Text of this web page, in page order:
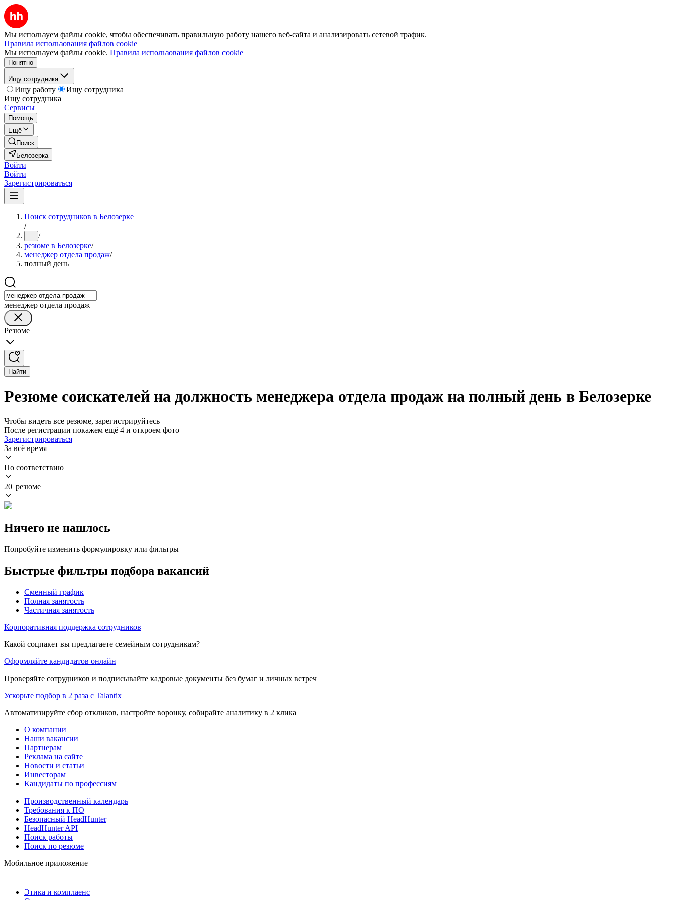
Мы используем файлы cookie, чтобы обеспечивать правильную работу нашего веб-сайта и анализировать сетевой трафик.
Правила использования файлов cookie
Мы используем файлы cookie. Правила использования файлов cookie
Понятно
Ищу сотрудника
Ищу работу
Ищу сотрудника
Ищу сотрудника
Сервисы
Помощь
Ещё
Поиск
Белозерка
Войти
Войти
Зарегистрироваться
Поиск сотрудников в Белозерке
/
... /
резюме в Белозерке/
менеджер отдела продаж/
полный день
менеджер отдела продаж
Резюме
Найти
Резюме соискателей на должность менеджера отдела продаж на полный день в Белозерке
Чтобы видеть все резюме, зарегистрируйтесь
После регистрации покажем ещё 4 и откроем фото
Зарегистрироваться
За всё время
По соответствию
20 резюме
Ничего не нашлось
Попробуйте изменить формулировку или фильтры
Быстрые фильтры подбора вакансий
Сменный график
Полная занятость
Частичная занятость
Корпоративная поддержка сотрудников
Какой соцпакет вы предлагаете семейным сотрудникам?
Оформляйте кандидатов онлайн
Проверяйте сотрудников и подписывайте кадровые документы без бумаг и личных встреч
Ускорьте подбор в 2 раза с Talantix
Автоматизируйте сбор откликов, настройте воронку, собирайте аналитику в 2 клика
О компании
Наши вакансии
Партнерам
Реклама на сайте
Новости и статьи
Инвесторам
Кандидаты по профессиям
Производственный календарь
Требования к ПО
Безопасный HeadHunter
HeadHunter API
Поиск работы
Поиск по резюме
Мобильное приложение
Этика и комплаенс